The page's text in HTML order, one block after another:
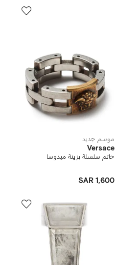
موسم جديد
Versace
خاتم سلسلة بزينة ميدوسا
SAR 1,600